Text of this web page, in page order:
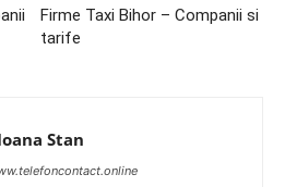
Firme Taxi Bihor – Companii si
tarife
Stan